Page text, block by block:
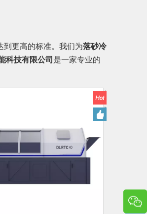
到更高的标准。我们为落砂冷
科技有限公司是一家专业的